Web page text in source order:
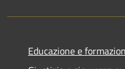
Educazione e